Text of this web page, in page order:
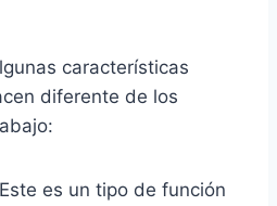
características
diferente de los
Este es un tipo de función